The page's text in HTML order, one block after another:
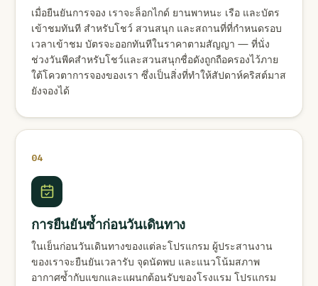
เมื่อยืนยันการจอง เราจะล็อกไกด์ ยานพาหนะ เรือ และบัตร
เข้าชมทันที สำหรับโชว์ สวนสนุก และสถานที่ที่กำหนดรอบ
เวลาเข้าชม บัตรจะออกทันทีในราคาตามสัญญา — ที่นั่ง
ช่วงวันพีคสำหรับโชว์และสวนสนุกชื่อดังถูกถือครองไว้ภาย
ใต้โควตาการจองของเรา ซึ่งเป็นสิ่งที่ทำให้สัปดาห์คริสต์มาส
ยังจองได้
04
การยืนยันซ้ำก่อนวันเดินทาง
ในเย็นก่อนวันเดินทางของแต่ละโปรแกรม ผู้ประสานงาน
ของเราจะยืนยันเวลารับ จุดนัดพบ และแนวโน้มสภาพ
อากาศซ้ำกับแขกและแผนกต้อนรับของโรงแรม โปรแกรม